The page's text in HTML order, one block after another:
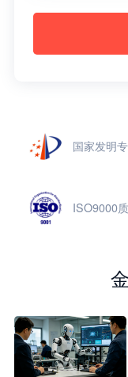
国家发明
ISO9000